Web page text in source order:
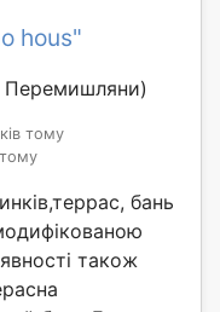
hous"
Перемишляни)
тому
бань
також